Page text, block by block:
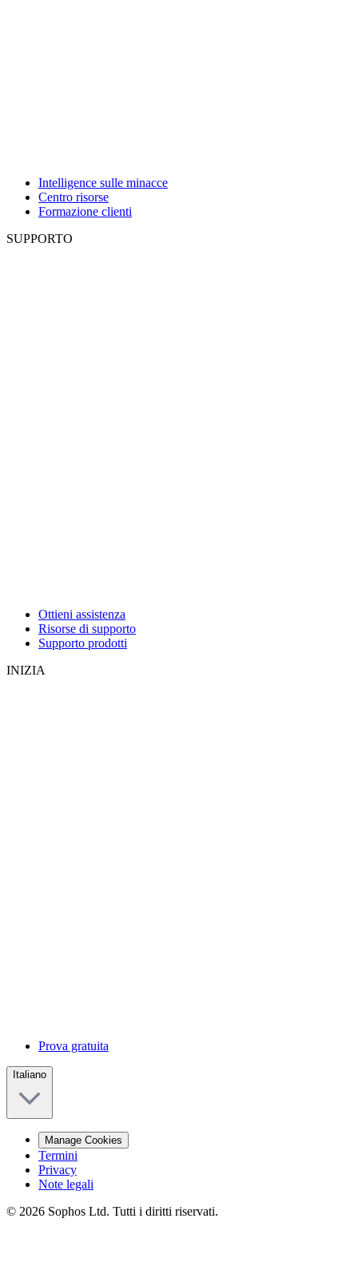
Intelligence sulle minacce
Centro risorse
Formazione clienti
SUPPORTO
Ottieni assistenza
Risorse di supporto
Supporto prodotti
INIZIA
Prova gratuita
Italiano
Manage Cookies
Termini
Privacy
Note legali
© 2026 Sophos Ltd. Tutti i diritti riservati.